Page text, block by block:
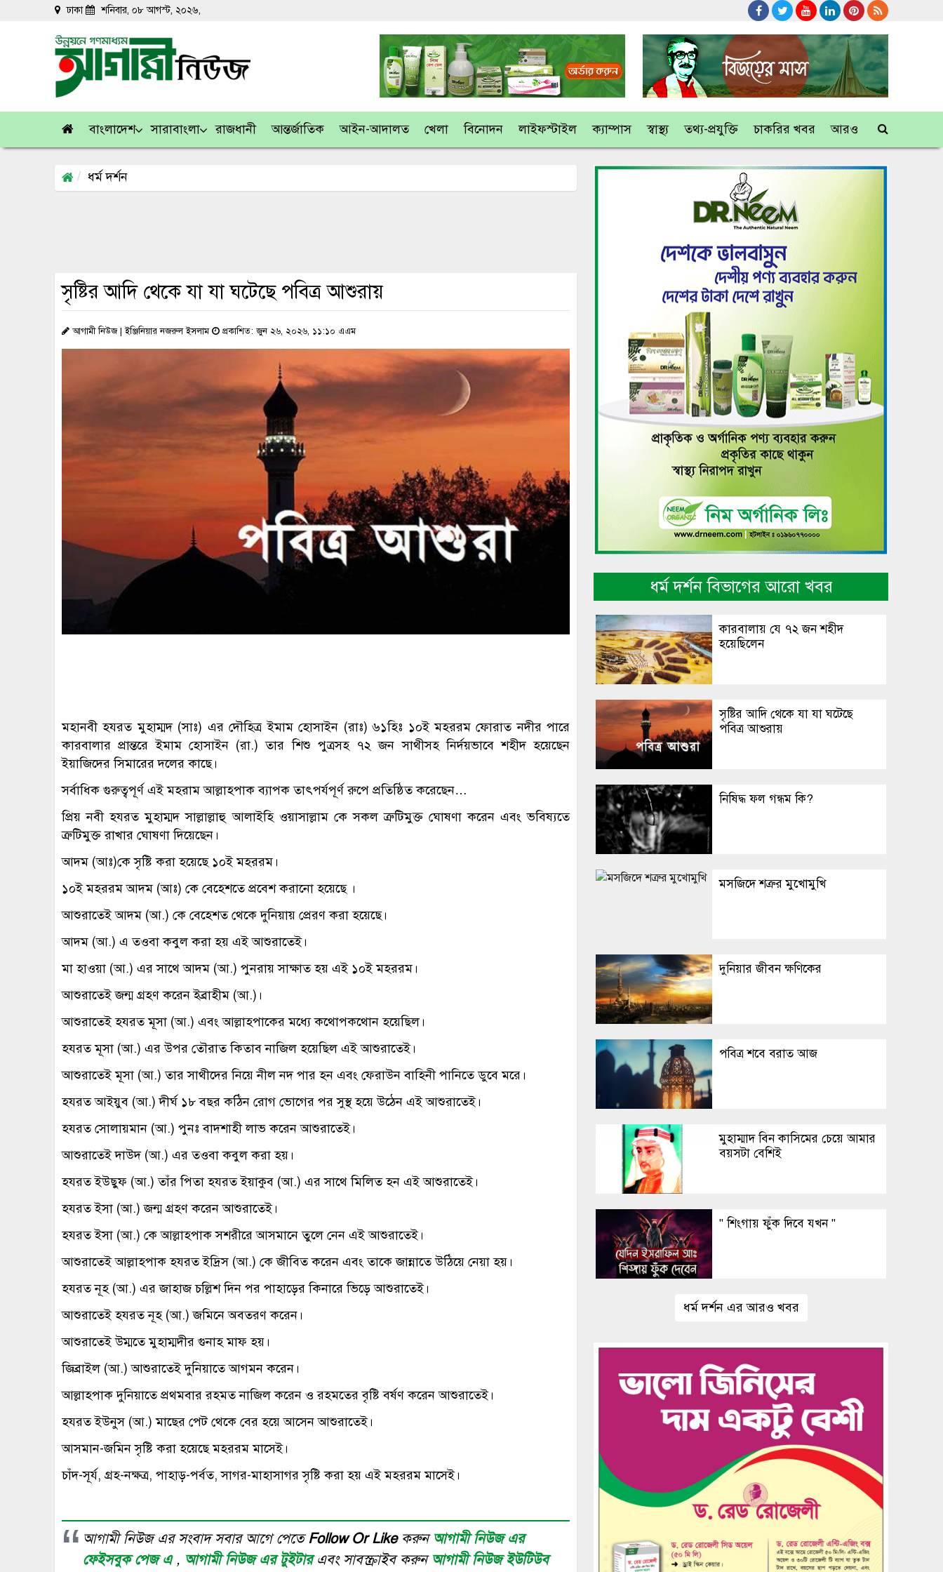
ঢাকা শনিবার, ০৮ আগস্ট, ২০২৬,
বাংলাদেশ সারাবাংলা রাজধানী আন্তর্জাতিক আইন-আদালত খেলা বিনোদন লাইফস্টাইল ক্যাম্পাস স্বাস্থ্য তথ্য-প্রযুক্তি চাকরির খবর আরও
ধর্ম দর্শন
সৃষ্টির আদি থেকে যা যা ঘটেছে পবিত্র আশুরায়
আগামী নিউজ | ইঞ্জিনিয়ার নজরুল ইসলাম প্রকাশিত: জুন ২৬, ২০২৬, ১১:১০ এএম
মহানবী হযরত মুহাম্মদ (সাঃ) এর দৌহিত্র ইমাম হোসাইন (রাঃ) ৬১হিঃ ১০ই মহররম ফোরাত নদীর পারে
কারবালার প্রান্তরে ইমাম হোসাইন (রা.) তার শিশু পুত্রসহ ৭২ জন সাথীসহ নির্দয়ভাবে শহীদ হয়েছেন
ইয়াজিদের সিমারের দলের কাছে।
সর্বাধিক গুরুত্বপূর্ণ এই মহরাম আল্লাহপাক ব্যাপক তাৎপর্যপূর্ণ রুপে প্রতিষ্ঠিত করেছেন…
প্রিয় নবী হযরত মুহাম্মদ সাল্লাল্লাহু আলাইহি ওয়াসাল্লাম কে সকল ত্রুটিমুক্ত ঘোষণা করেন এবং ভবিষ্যতে
ত্রুটিমুক্ত রাখার ঘোষণা দিয়েছেন।
আদম (আঃ)কে সৃষ্টি করা হয়েছে ১০ই মহররম।
১০ই মহররম আদম (আঃ) কে বেহেশতে প্রবেশ করানো হয়েছে ।
আশুরাতেই আদম (আ.) কে বেহেশত থেকে দুনিয়ায় প্রেরণ করা হয়েছে।
আদম (আ.) এ তওবা কবুল করা হয় এই আশুরাতেই।
মা হাওয়া (আ.) এর সাথে আদম (আ.) পুনরায় সাক্ষাত হয় এই ১০ই মহররম।
আশুরাতেই জন্ম গ্রহণ করেন ইব্রাহীম (আ.)।
আশুরাতেই হযরত মূসা (আ.) এবং আল্লাহপাকের মধ্যে কথোপকথোন হয়েছিল।
হযরত মূসা (আ.) এর উপর তৌরাত কিতাব নাজিল হয়েছিল এই আশুরাতেই।
আশুরাতেই মূসা (আ.) তার সাথীদের নিয়ে নীল নদ পার হন এবং ফেরাউন বাহিনী পানিতে ডুবে মরে।
হযরত আইয়ুব (আ.) দীর্ঘ ১৮ বছর কঠিন রোগ ভোগের পর সুস্থ হয়ে উঠেন এই আশুরাতেই।
হযরত সোলায়মান (আ.) পুনঃ বাদশাহী লাভ করেন আশুরাতেই।
আশুরাতেই দাউদ (আ.) এর তওবা কবুল করা হয়।
হযরত ইউছুফ (আ.) তাঁর পিতা হযরত ইয়াকুব (আ.) এর সাথে মিলিত হন এই আশুরাতেই।
হযরত ইসা (আ.) জন্ম গ্রহণ করেন আশুরাতেই।
হযরত ইসা (আ.) কে আল্লাহপাক সশরীরে আসমানে তুলে নেন এই আশুরাতেই।
আশুরাতেই আল্লাহপাক হযরত ইদ্রিস (আ.) কে জীবিত করেন এবং তাকে জান্নাতে উঠিয়ে নেয়া হয়।
হযরত নূহ (আ.) এর জাহাজ চল্লিশ দিন পর পাহাড়ের কিনারে ভিড়ে আশুরাতেই।
আশুরাতেই হযরত নূহ (আ.) জমিনে অবতরণ করেন।
আশুরাতেই উম্মতে মুহাম্মদীর গুনাহ মাফ হয়।
জিব্রাইল (আ.) আশুরাতেই দুনিয়াতে আগমন করেন।
আল্লাহপাক দুনিয়াতে প্রথমবার রহমত নাজিল করেন ও রহমতের বৃষ্টি বর্ষণ করেন আশুরাতেই।
হযরত ইউনুস (আ.) মাছের পেট থেকে বের হয়ে আসেন আশুরাতেই।
আসমান-জমিন সৃষ্টি করা হয়েছে মহররম মাসেই।
চাঁদ-সূর্য, গ্রহ-নক্ষত্র, পাহাড়-পর্বত, সাগর-মাহাসাগর সৃষ্টি করা হয় এই মহররম মাসেই।
আগামী নিউজ এর সংবাদ সবার আগে পেতেFollow Or Likeকরুন আগামী নিউজ এর
ফেইসবুক পেজ এ , আগামী নিউজ এর টুইটারএবং সাবস্ক্রাইব করুন আগামী নিউজ ইউটিউব
ধর্ম দর্শন বিভাগের আরো খবর
কারবালায় যে ৭২ জন শহীদ
হয়েছিলেন
সৃষ্টির আদি থেকে যা যা ঘটেছে
পবিত্র আশুরায়
নিষিদ্ধ ফল গন্ধম কি?
মসজিদে শত্রুর মুখোমুখি
দুনিয়ার জীবন ক্ষণিকের
পবিত্র শবে বরাত আজ
মুহাম্মাদ বিন কাসিমের চেয়ে আমার
বয়সটা বেশিই
" শিংগায় ফুঁক দিবে যখন "
ধর্ম দর্শন এর আরও খবর